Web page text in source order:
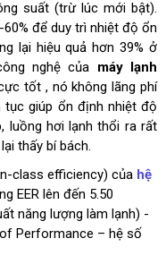
suất (trừ lúc mới bật).
để duy trì nhiệt độ ổn
lại hiệu quả hơn 39% ở
nghệ của máy lạnh
tốt , nó không lãng phí
tục giúp ổn định nhiệt độ
luồng hơi lạnh thổi ra rất
thấy bí bách.
class efficiency) của hệ
EER lên đến 5.50
năng lượng làm lạnh) -
Performance – hệ số